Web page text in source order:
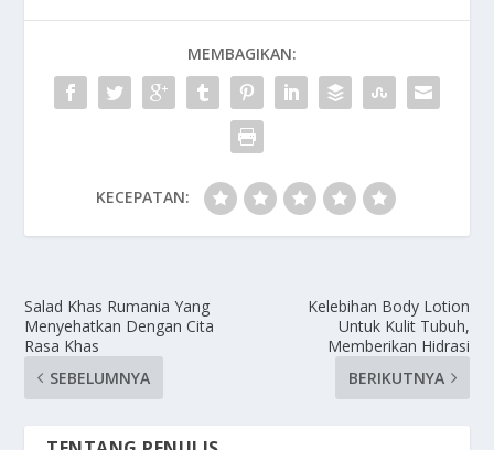
MEMBAGIKAN:
KECEPATAN:
Salad Khas Rumania Yang
Menyehatkan Dengan Cita
Rasa Khas
SEBELUMNYA
Kelebihan Body Lotion
Untuk Kulit Tubuh,
Memberikan Hidrasi
BERIKUTNYA